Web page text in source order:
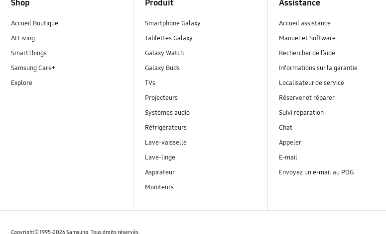
Shop
Accueil Boutique
AI Living
SmartThings
Samsung Care+
Explore
Produit
Smartphone Galaxy
Tablettes Galaxy
Galaxy Watch
Galaxy Buds
TVs
Projecteurs
Systèmes audio
Réfrigérateurs
Lave-vaisselle
Lave-linge
Aspirateur
Moniteurs
Assistance
Accueil assistance
Manuel et Software
Rechercher de l’aide
Informations sur la garantie
Localisateur de service
Réserver et réparer
Suivi réparation
Chat
Appeler
E-mail
Envoyez un e-mail au PDG
Copyright© 1995-2026 Samsung. Tous droits réservés.